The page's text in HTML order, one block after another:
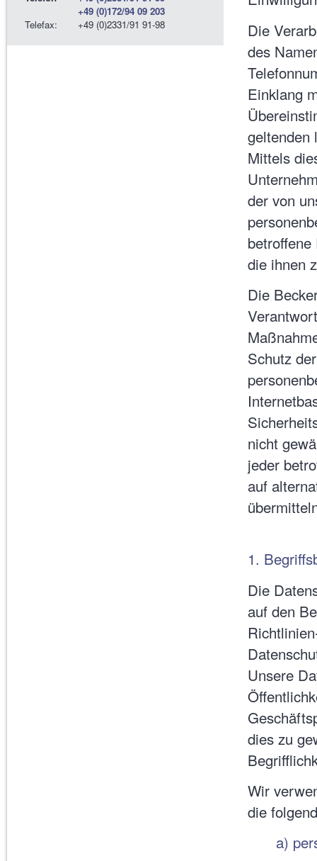
+49 (0)172/94 09 203
Telefax:
+49 (0)2331/91 91-98
Die
des
Einklang
geltenden
Mittels
der von
die ihnen
Die
Schutz
nicht
jeder
auf
1.
Die
auf den
Unsere
dies zu
Wir
die
a)